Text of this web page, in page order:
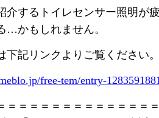
介するトイレセンサー照明が
…かもしれません。
下記リンクよりご覧ください
free-tem/entry-
＝＝＝＝＝＝＝＝＝＝＝＝＝